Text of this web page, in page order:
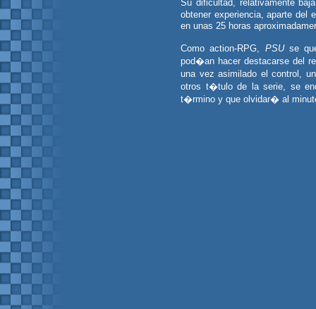
Su dificultad, relativamente
obtener experiencia, aparte
en unas 25 horas
Como action-RPG, PSUse
pod�an hacer destacarse del
una vez asimilado el control,
otros t�tulo de la serie, se
t�rmino y que olvidar� al